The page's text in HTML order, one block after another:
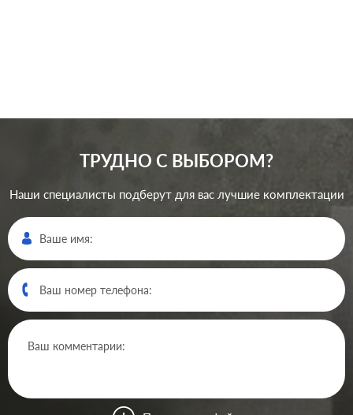
Производ.:
ТРУДНО С ВЫБОРОМ?
Наши специалисты подберут для вас лучшие комплектации